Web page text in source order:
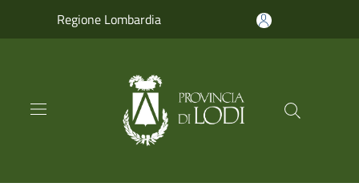
Regione Lombardia